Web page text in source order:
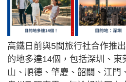
高鐵日前與5間旅行社合作推
的地多達14個，包括深圳、東
山、順德、肇慶、韶關、江門